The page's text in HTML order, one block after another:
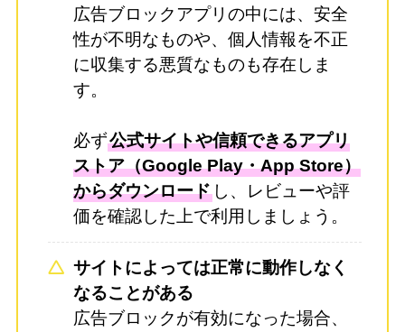
広告ブロックアプリの中には、安全
性が不明なものや、個人情報を不正
に収集する悪質なものも存在しま
す。
必ず公式サイトや信頼できるアプリ
ストア（Google Play・App Store）
からダウンロード し、レビューや評
価を確認した上で利用しましょう。
サイトによっては正常に動作しなく
なることがある
広告ブロックが有効になった場合、